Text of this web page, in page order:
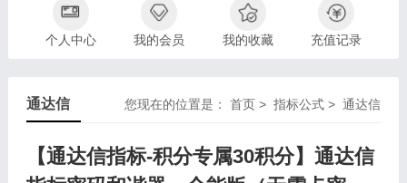
个人中心 我的会员 我的收藏 充值记录
您现在的位置是：首页 >指标公式 >通达信
通达信
【通达信指标-积分专属30积分】通达信